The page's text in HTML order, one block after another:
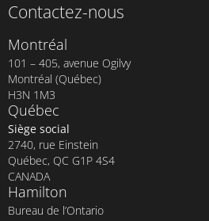
Contactez-nous
Montréal
101 – 405, avenue Ogilvy
Montréal (Québec)
H3N 1M3
Québec
Siège social
2740, rue Einstein
Québec, QC G1P 4S4
CANADA
Hamilton
Bureau de l’Ontario